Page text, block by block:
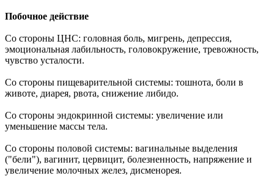
Побочное действие
Со стороны ЦНС: головная боль, мигрень, депрессия,
эмоциональная лабильность, головокружение, тревожность,
чувство усталости.
Со стороны пищеварительной системы: тошнота, боли в
животе, диарея, рвота, снижение либидо.
Со стороны эндокринной системы: увеличение или
уменьшение массы тела.
Со стороны половой системы: вагинальные выделения
("бели"), вагинит, цервицит, болезненность, напряжение и
увеличение молочных желез, дисменорея.